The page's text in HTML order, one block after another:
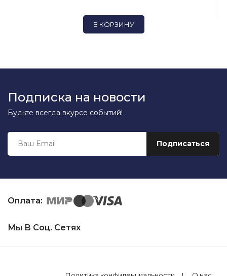
В КОРЗИНУ
Подписка на новости
Будьте всегда вкурсе событий!
Оплата:
Мы В Соц. Сетях